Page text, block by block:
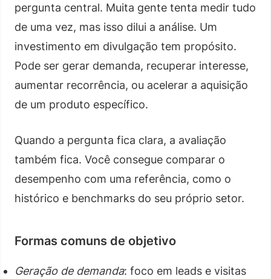
pergunta central. Muita gente tenta medir tudo
de uma vez, mas isso dilui a análise. Um
investimento em divulgação tem propósito.
Pode ser gerar demanda, recuperar interesse,
aumentar recorrência, ou acelerar a aquisição
de um produto específico.
Quando a pergunta fica clara, a avaliação
também fica. Você consegue comparar o
desempenho com uma referência, como o
histórico e benchmarks do seu próprio setor.
Formas comuns de objetivo
Geração de demanda: foco em leads e visitas